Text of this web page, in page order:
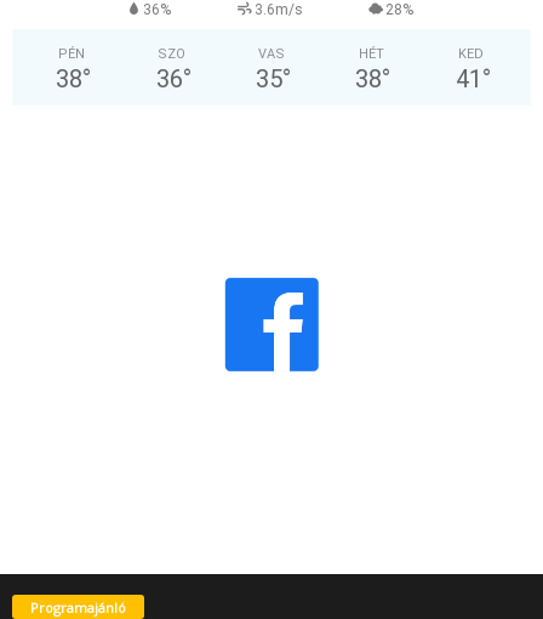
36% 3.6m/s 28%
PÉN
38°
SZO
36°
VAS
35°
HÉT
38°
KED
41 °
Programajánló